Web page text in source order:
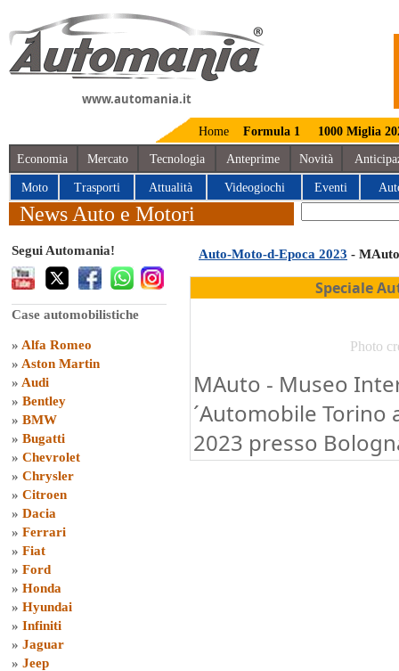
www.automania.it
Home Formula 1 1000 Miglia
Economia Mercato Tecnologia Anteprime Novità
Moto Trasporti Attualità Videogiochi Eventi
News Auto e Motori
Segui Automania!
Case automobilistiche
» Alfa Romeo
» Aston Martin
» Audi
» Bentley
» BMW
» Bugatti
» Chevrolet
» Chrysler
» Citroen
» Dacia
» Ferrari
» Fiat
» Ford
» Honda
» Hyundai
» Infiniti
» Jaguar
» Jeep
Auto-Moto-d-Epoca 2023 - MAuto
Speciale
Photo
MAuto - Museo
´Automobile Torino
2023 presso